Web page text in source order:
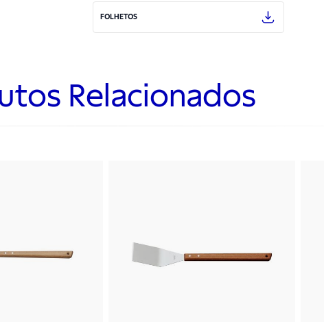
FOLHETOS
Relacionados